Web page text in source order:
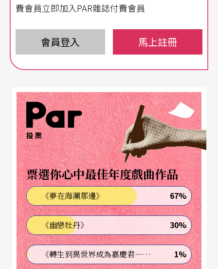
費會員立即加入PAR雜誌付費會員
會員登入 馬上註冊
投票
票選你心中最佳年度戲曲作品
《夢在海潮那邊》 67%
《幽戀牡丹》 30%
《轉生到異世界成為嘉慶君—發現我的祖先是詐騙集團!?》 1%